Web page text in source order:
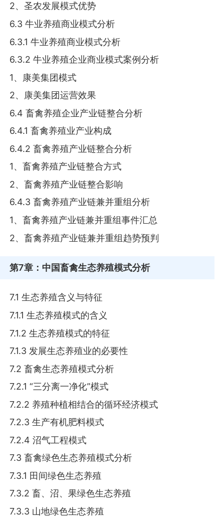
2、圣农发展模式优势
6.3 牛业养殖商业模式分析
6.3.1 牛业养殖商业模式分析
6.3.2 牛业养殖企业商业模式案例分析
1、康美集团模式
2、康美集团运营效果
6.4 畜禽养殖企业产业链整合分析
6.4.1 畜禽养殖业产业构成
6.4.2 畜禽养殖产业链整合分析
1、畜禽养殖产业链整合方式
2、畜禽养殖产业链整合影响
6.4.3 畜禽养殖产业链兼并重组分析
1、畜禽养殖产业链兼并重组事件汇总
2、畜禽养殖产业链兼并重组趋势预判
第7章 ：中国畜禽生态养殖模式分析
7.1 生态养殖含义与特征
7.1.1 生态养殖模式的含义
7.1.2 生态养殖模式的特征
7.1.3 发展生态养殖业的必要性
7.2 畜禽生态养殖模式分析
7.2.1 “三分离一净化”模式
7.2.2 养殖种植相结合的循环经济模式
7.2.3 生产有机肥料模式
7.2.4 沼气工程模式
7.3 畜禽绿色生态养殖模式分析
7.3.1 田间绿色生态养殖
7.3.2 畜、沼、果绿色生态养殖
7.3.3 山地绿色生态养殖